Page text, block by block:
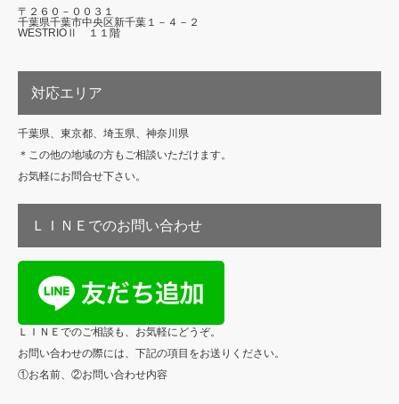
〒２６０－００３１
千葉県千葉市中央区新千葉１－４－２
WESTRIOⅡ １１階
対応エリア
千葉県、東京都、埼玉県、神奈川県
＊この他の地域の方もご相談いただけます。
お気軽にお問合せ下さい。
ＬＩＮＥでのお問い合わせ
ＬＩＮＥでのご相談も、お気軽にどうぞ。
お問い合わせの際には、下記の項目をお送りください。
①お名前、②お問い合わせ内容